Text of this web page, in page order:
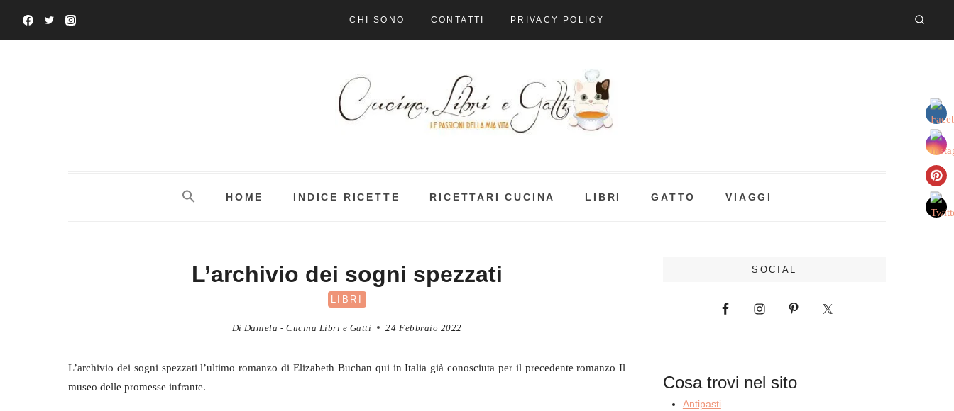
CHI SONO CONTATTI PRIVACY POLICY
HOME INDICE RICETTE RICETTARI CUCINA LIBRI GATTO VIAGGI
L’archivio dei sogni spezzati
LIBRI
Di Daniela - Cucina Libri e Gatti 24 Febbraio 2022
L’archivio dei sogni spezzati l’ultimo romanzo di Elizabeth Buchan qui in Italia già conosciuta per il precedente romanzo Il
museo delle promesse infrante.
SOCIAL
Cosa trovi nel sito
Antipasti